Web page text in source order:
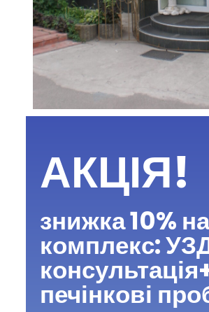
АКЦІЯ!
знижка 10% на
комплекс:
печінкові